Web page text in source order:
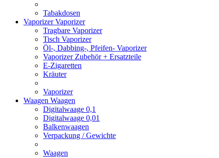
Tabakdosen
VaporizerVaporizer
Tragbare Vaporizer
Tisch Vaporizer
Öl-, Dabbing-, Pfeifen- Vaporizer
Vaporizer Zubehör + Ersatzteile
E-Zigaretten
Kräuter
Vaporizer
Waagen Waagen
Digitalwaage 0,1
Digitalwaage 0,01
Balkenwaagen
Verpackung / Gewichte
Waagen